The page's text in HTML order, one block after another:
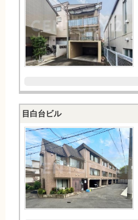
目白台ビル